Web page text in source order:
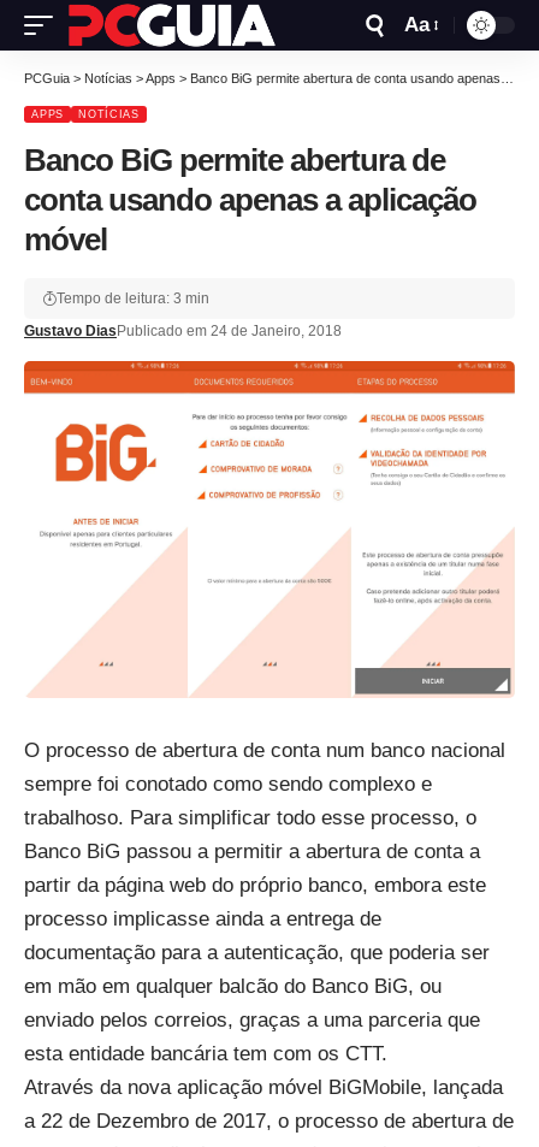
Aa
PCGuia > Notícias >Apps > Banco BiG permite abertura de conta usando apenas a aplicação móvel
APPS NOTÍCIAS
Banco BiG permite abertura de
conta usando apenas a aplicação
móvel
Gustavo Dias Publicado em 24 de Janeiro, 2018
Tempo de leitura: 3 min
O processo de abertura de conta num banco nacional
sempre foi conotado como sendo complexo e
trabalhoso. Para simplificar todo esse processo, o
Banco BiG passou a permitir a abertura de conta a
partir da página web do próprio banco, embora este
processo implicasse ainda a entrega de
documentação para a autenticação, que poderia ser
em mão em qualquer balcão do Banco BiG, ou
enviado pelos correios, graças a uma parceria que
esta entidade bancária tem com os CTT.
Através da nova aplicação móvel BiGMobile, lançada
a 22 de Dezembro de 2017, o processo de abertura de